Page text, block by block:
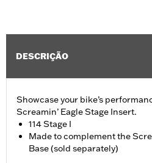
DESCRIÇÃO
Showcase your bike’s
Screamin’ Eagle Stage Insert.
114 Stage I
Made to complement the
Base (sold separately)